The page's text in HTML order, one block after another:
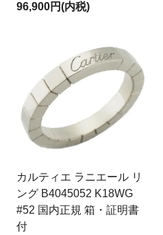
96,900円(内税)
カルティエ ラニエール リ
ング B4045052 K18WG
#52 国内正規 箱・証明書
付